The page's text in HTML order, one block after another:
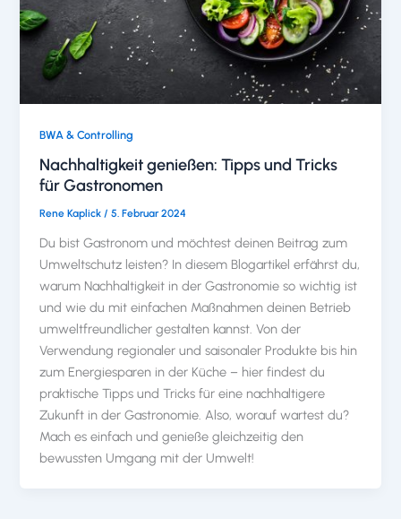
BWA & Controlling
Nachhaltigkeit genießen: Tipps und Tricks
für Gastronomen
Rene Kaplick/5. Februar 2024
Du bist Gastronom und möchtest deinen Beitrag zum
Umweltschutz leisten? In diesem Blogartikel erfährst du,
warum Nachhaltigkeit in der Gastronomie so wichtig ist
und wie du mit einfachen Maßnahmen deinen Betrieb
umweltfreundlicher gestalten kannst. Von der
Verwendung regionaler und saisonaler Produkte bis hin
zum Energiesparen in der Küche – hier findest du
praktische Tipps und Tricks für eine nachhaltigere
Zukunft in der Gastronomie. Also, worauf wartest du?
Mach es einfach und genieße gleichzeitig den
bewussten Umgang mit der Umwelt!